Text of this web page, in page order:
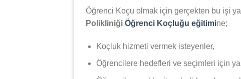
Öğrenci Koçu olmak için gerçekten bu işi
Polikliniği Öğrenci Koçluğu eğitimine;
Koçluk hizmeti vermek isteyenler,
Öğrencilere hedefleri ve seçimleri için